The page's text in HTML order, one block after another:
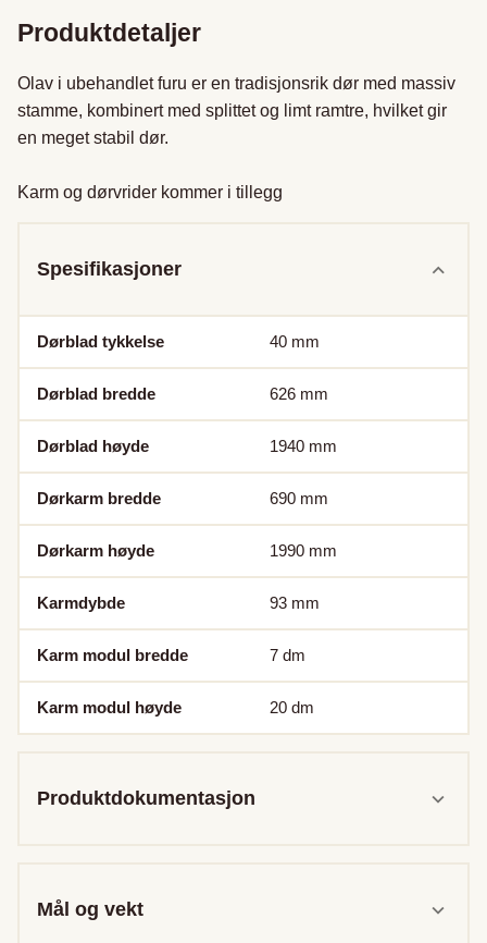
Produktdetaljer
Olav i ubehandlet furu er en tradisjonsrik dør med massiv
stamme, kombinert med splittet og limt ramtre, hvilket gir
en meget stabil dør.
Karm og dørvrider kommer i tillegg
Spesifikasjoner
Dørblad tykkelse 40 mm
Dørblad bredde 626 mm
Dørblad høyde 1940 mm
Dørkarm bredde 690 mm
Dørkarm høyde 1990 mm
Karmdybde 93 mm
Karm modul bredde 7 dm
Karm modul høyde 20 dm
Produktdokumentasjon
Mål og vekt